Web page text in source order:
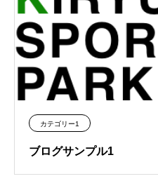
カテゴリー1
ブログサンプル1